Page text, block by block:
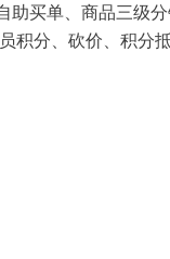
助买单、商品三级
积分、砍价、积分